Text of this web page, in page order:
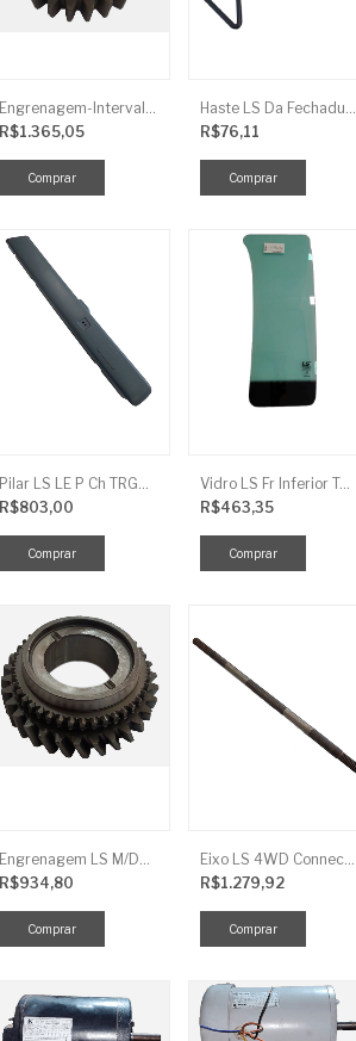
Engrenagem-Intervalo Contador Direção-TR
R$1.365,05
Haste LS Da Fechadura TRG 830
R$76,11
Pilar LS LE P Ch TRG864FCI
R$803,00
Vidro LS Fr Inferior TGR863
R$463,35
Engrenagem LS M/DRV 3ª TRG 281
R$934,80
Eixo LS 4WD Connect TRG2888
R$1.279,92